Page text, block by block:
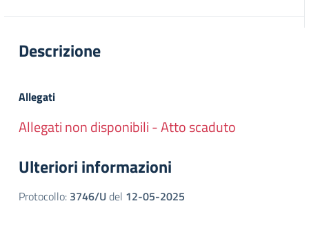
Descrizione
Allegati
Allegati non disponibili - Atto scaduto
Ulteriori informazioni
Protocollo: 3746/Udel 12-05-2025